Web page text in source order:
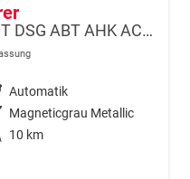
1.5 eTSI 110 kW Kombi ST DSG ABT AHK ACC LED
Automatik
Magneticgrau Metallic
10 km